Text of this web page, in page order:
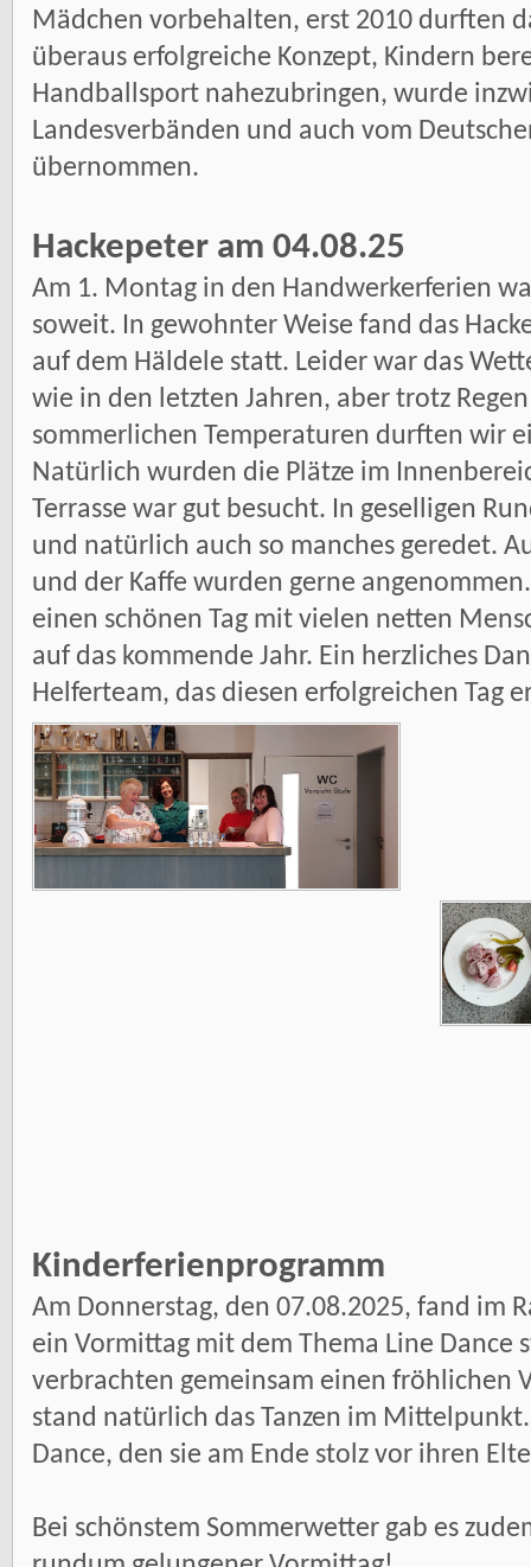
Mädchen vorbehalten, erst 2010 durften
überaus erfolgreiche Konzept, Kindern
Handballsport nahezubringen, wurde
Landesverbänden und auch vom
übernommen.
Hackepeter am 04.08.25
Am 1. Montag in den Handwerkerferien
soweit. In gewohnter Weise fand das
auf dem Häldele statt. Leider war das
wie in den letzten Jahren, aber trotz
sommerlichen Temperaturen durften wir
Natürlich wurden die Plätze im
Terrasse war gut besucht. In geselligen
und natürlich auch so manches geredet.
und der Kaffe wurden gerne
einen schönen Tag mit vielen netten
auf das kommende Jahr. Ein herzliches
Helferteam, das diesen erfolgreichen Tag
Kinderferienprogramm
Am Donnerstag, den 07.08.2025, fand im
ein Vormittag mit dem Thema Line Dance
verbrachten gemeinsam einen fröhlichen
stand natürlich das Tanzen im
Dance, den sie am Ende stolz vor ihren
Bei schönstem Sommerwetter gab es